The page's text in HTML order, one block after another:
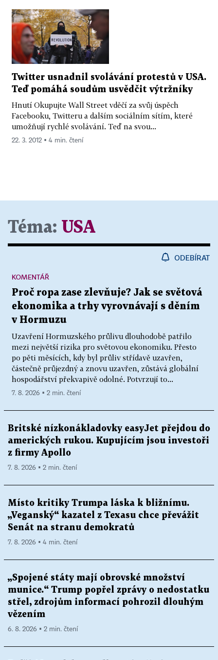
Twitter usnadnil svolávání protestů v USA.
Teď pomáhá soudům usvědčit výtržníky
Hnutí Okupujte Wall Street vděčí za svůj úspěch
Facebooku, Twitteru a dalším sociálním sítím, které
umožňují rychlé svolávání. Teď na svou...
22. 3. 2012 ▪ 4 min. čtení
Téma: USA
ODEBÍRAT
Proč ropa zase zlevňuje? Jak se světová
ekonomika a trhy vyrovnávají s děním
v Hormuzu
Uzavření Hormuzského průlivu dlouhodobě patřilo
mezi největší rizika pro světovou ekonomiku. Přesto
po pěti měsících, kdy byl průliv střídavě uzavřen,
částečně průjezdný a znovu uzavřen, zůstává globální
hospodářství překvapivě odolné. Potvrzují to...
KOMENTÁŘ
7. 8. 2026 ▪ 2 min. čtení
Britské nízkonákladovky easyJet přejdou do
amerických rukou. Kupujícím jsou investoři
z firmy Apollo
7. 8. 2026 ▪ 2 min. čtení
Místo kritiky Trumpa láska k bližnímu.
„Veganský“ kazatel z Texasu chce převážit
Senát na stranu demokratů
7. 8. 2026 ▪ 4 min. čtení
„Spojené státy mají obrovské množství
munice.“ Trump popřel zprávy o nedostatku
střel, zdrojům informací pohrozil dlouhým
vězením
6. 8. 2026 ▪ 2 min. čtení